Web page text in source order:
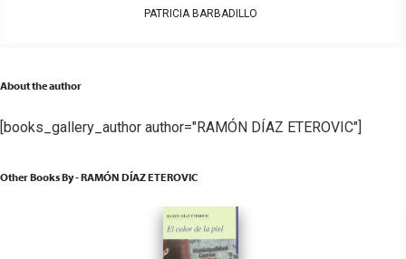
PATRICIA BARBADILLO
About the author
[books_gallery_author author="RAMÓN DÍAZ ETEROVIC"]
Other Books By - RAMÓN DÍAZ ETEROVIC